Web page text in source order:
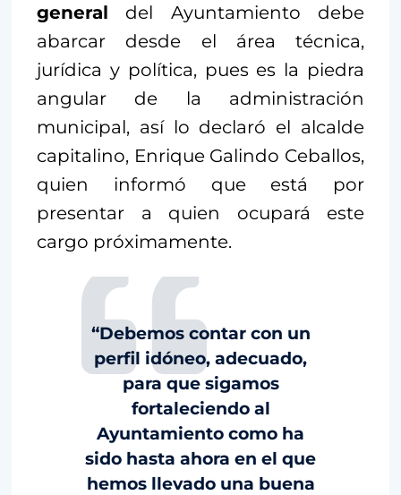
general del Ayuntamiento debe
abarcar desde el área técnica,
jurídica y política, pues es la piedra
angular de la administración
municipal, así lo declaró el alcalde
capitalino, Enrique Galindo Ceballos,
quien informó que está por
presentar a quien ocupará este
cargo próximamente.
“Debemos contar con un
perfil idóneo, adecuado,
para que sigamos
fortaleciendo al
Ayuntamiento como ha
sido hasta ahora en el que
hemos llevado una buena